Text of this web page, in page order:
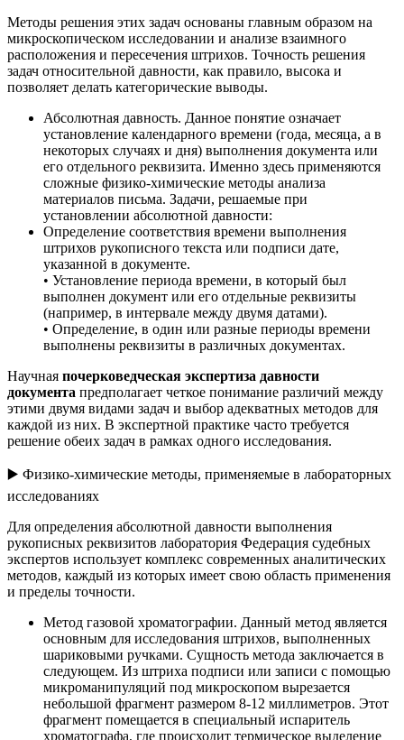
Методы решения этих задач основаны главным образом на
микроскопическом исследовании и анализе взаимного
расположения и пересечения штрихов. Точность решения
задач относительной давности, как правило, высока и
позволяет делать категорические выводы.
Абсолютная давность. Данное понятие означает
установление календарного времени (года, месяца, а в
некоторых случаях и дня) выполнения документа или
его отдельного реквизита. Именно здесь применяются
сложные физико-химические методы анализа
материалов письма. Задачи, решаемые при
установлении абсолютной давности:
Определение соответствия времени выполнения
штрихов рукописного текста или подписи дате,
указанной в документе.
• Установление периода времени, в который был
выполнен документ или его отдельные реквизиты
(например, в интервале между двумя датами).
• Определение, в один или разные периоды времени
выполнены реквизиты в различных документах.
Научная почерковедческая экспертиза давности
документа предполагает четкое понимание различий между
этими двумя видами задач и выбор адекватных методов для
каждой из них. В экспертной практике часто требуется
решение обеих задач в рамках одного исследования.
▶️ Физико-химические методы, применяемые в лабораторных
исследованиях
Для определения абсолютной давности выполнения
рукописных реквизитов лаборатория Федерация судебных
экспертов использует комплекс современных аналитических
методов, каждый из которых имеет свою область применения
и пределы точности.
Метод газовой хроматографии. Данный метод является
основным для исследования штрихов, выполненных
шариковыми ручками. Сущность метода заключается в
следующем. Из штриха подписи или записи с помощью
микроманипуляций под микроскопом вырезается
небольшой фрагмент размером 8-12 миллиметров. Этот
фрагмент помещается в специальный испаритель
хроматографа, где происходит термическое выделение